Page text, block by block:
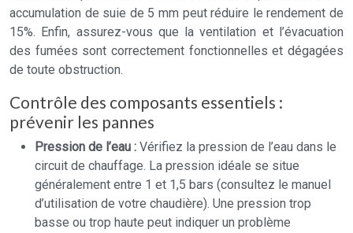
accumulation de suie de 5 mm peut réduire le rendement de
15%. Enfin, assurez-vous que la ventilation et l’évacuation
des fumées sont correctement fonctionnelles et dégagées
de toute obstruction.
Contrôle des composants essentiels :
prévenir les pannes
Pression de l’eau : Vérifiez la pression de l’eau dans le
circuit de chauffage. La pression idéale se situe
généralement entre 1 et 1,5 bars (consultez le manuel
d’utilisation de votre chaudière). Une pression trop
basse ou trop haute peut indiquer un problème